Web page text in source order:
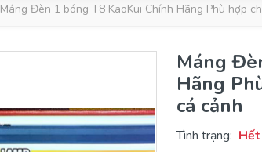
Máng Đèn 1 bóng T8 KaoKui Chính Hãng Phù hợp
Máng
Hãng
cá cảnh
Tình trạng: